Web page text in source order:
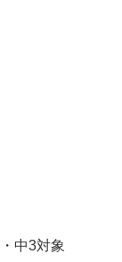
中3対象